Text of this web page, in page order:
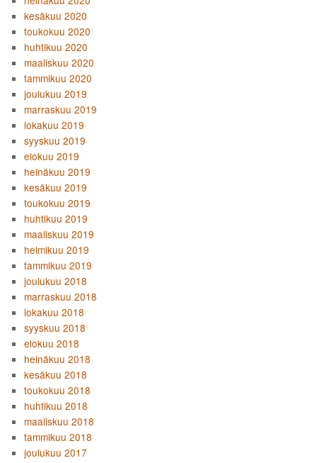
kesäkuu 2020
toukokuu 2020
huhtikuu 2020
maaliskuu 2020
tammikuu 2020
joulukuu 2019
marraskuu 2019
lokakuu 2019
syyskuu 2019
elokuu 2019
heinäkuu 2019
kesäkuu 2019
toukokuu 2019
huhtikuu 2019
maaliskuu 2019
helmikuu 2019
tammikuu 2019
joulukuu 2018
marraskuu 2018
lokakuu 2018
syyskuu 2018
elokuu 2018
heinäkuu 2018
kesäkuu 2018
toukokuu 2018
huhtikuu 2018
maaliskuu 2018
tammikuu 2018
joulukuu 2017